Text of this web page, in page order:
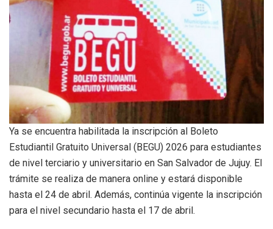
Ya se encuentra habilitada la inscripción al Boleto
Estudiantil Gratuito Universal (BEGU) 2026 para estudiantes
de nivel terciario y universitario en San Salvador de Jujuy. El
trámite se realiza de manera online y estará disponible
hasta el 24 de abril. Además, continúa vigente la inscripción
para el nivel secundario hasta el 17 de abril.